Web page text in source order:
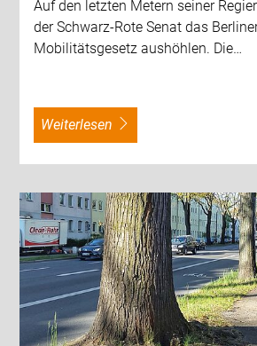
Auf den letzten Metern seiner
der Schwarz-Rote Senat das
Mobilitätsgesetz aushöhlen. Die…
weiterlesen